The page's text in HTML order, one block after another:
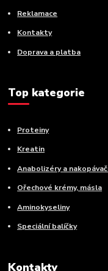
Reklamace
Kontakty
Doprava a platba
Top kategorie
Proteiny
Kreatin
Anabolizéry a
Ořechové krémy, másla
Aminokyseliny
Speciální balíčky
Kontakty